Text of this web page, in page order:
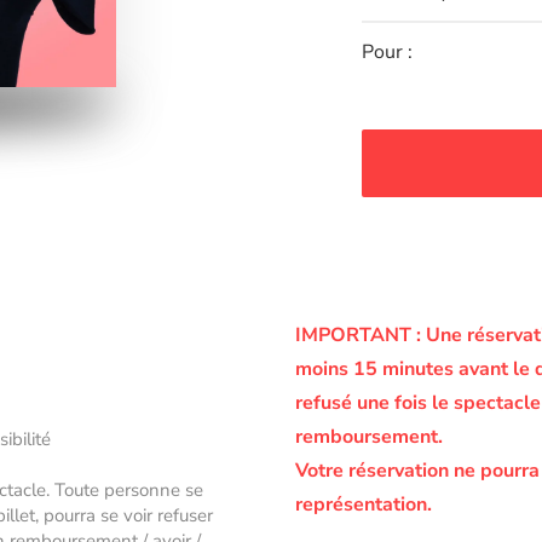
Pour :
Toute personne se
pourra se voir refuser
IMPORTANT : Une
moins 15 minutes avant
refusé une fois le
remboursement.
Votre réservation ne
représentation.